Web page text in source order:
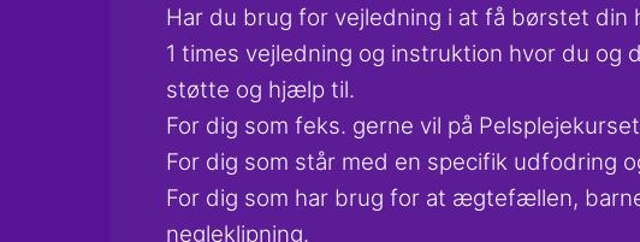
Har du brug for vejledning i at få børstet din
1 times vejledning og instruktion hvor du
støtte og hjælp til.
For dig som feks. gerne vil på
For dig som står med en specifik udfodring
For dig som har brug for at ægtefællen,
negleklipning.